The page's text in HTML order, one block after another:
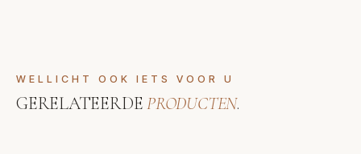
WELLICHT OOK IETS VOOR U
GERELATEERDEPRODUCTEN.